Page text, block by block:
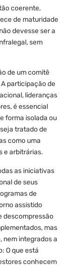
coerente,
de maturidade
devesse ser a
sem
de um comitê
participação de
lideranças
é essencial
forma isolada ou
tratado de
como uma
e arbitrárias.
as iniciativas
de seus
de
assistido
descompressão
mas
nem integrados a
O que está
conhecem